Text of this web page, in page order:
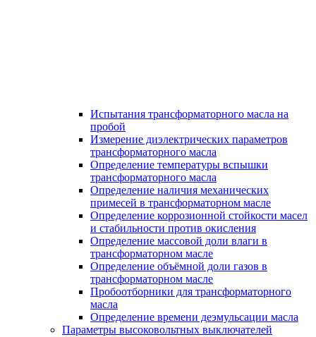
Испытания трансформаторного масла на
пробой
Измерение диэлектрических параметров
трансформаторного масла
Определение температуры вспышки
трансформаторного масла
Определение наличия механических
примесей в трансформаторном масле
Определение коррозионной стойкости масел
и стабильности против окисления
Определение массовой доли влаги в
трансформаторном масле
Определение объёмной доли газов в
трансформаторном масле
Пробоотборники для трансформаторного
масла
Определение времени деэмульсации масла
Параметры высоковольтных выключателей